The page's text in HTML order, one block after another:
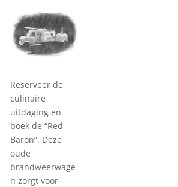
Reserveer de
culinaire
uitdaging en
boek de “Red
Baron”. Deze
oude
brandweerwage
n zorgt voor